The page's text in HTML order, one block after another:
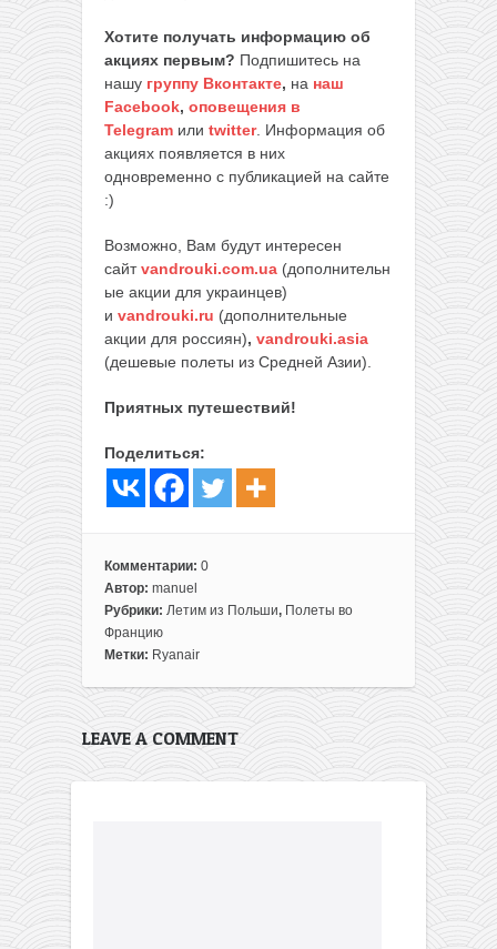
Хотите получать информацию об
акциях первым? Подпишитесь на
нашу группу Вконтакте, на наш
Facebook, оповещения в
Telegram или twitter. Информация об
акциях появляется в них
одновременно с публикацией на сайте
:)
Возможно, Вам будут интересен
сайтvandrouki.com.ua (дополнительн
ые акции для украинцев)
и vandrouki.ru (дополнительные
акции для россиян), vandrouki.asia
(дешевые полеты из Средней Азии).
Приятных путешествий!
Поделиться:
Комментарии: 0
Автор: manuel
Рубрики: Летим из Польши, Полеты во
Францию
Метки: Ryanair
LEAVE A COMMENT